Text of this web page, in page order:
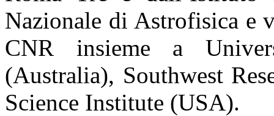
Nazionale di Astrofisica e
CNR insieme a
(Australia), Southwest
Science Institute (USA).